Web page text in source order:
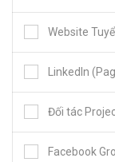
Website
LinkedIn
Đối tác
Facebook